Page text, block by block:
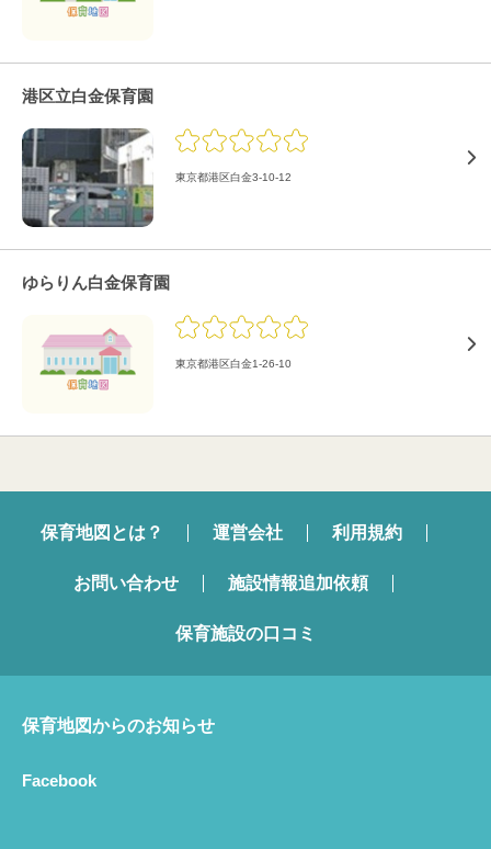
港区立白金保育園
東京都港区白金3-10-12
ゆらりん白金保育園
東京都港区白金1-26-10
保育地図とは？ 運営会社 利用規約
お問い合わせ 施設情報追加依頼
保育施設の口コミ
保育地図からのお知らせ
Facebook